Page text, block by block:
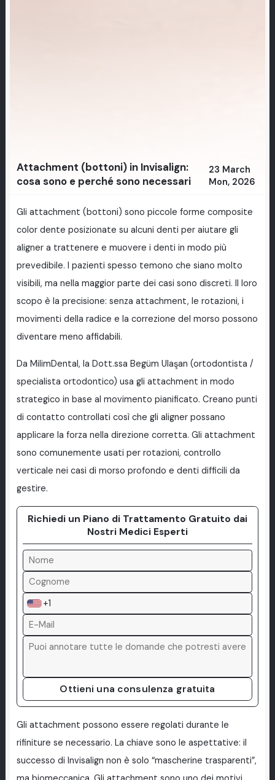
Attachment (bottoni) in Invisalign:
cosa sono e perché sono necessari
23 March
Mon, 2026
Gli attachment (bottoni) sono piccole forme composite
color dente posizionate su alcuni denti per aiutare gli
aligner a trattenere e muovere i denti in modo più
prevedibile. I pazienti spesso temono che siano molto
visibili, ma nella maggior parte dei casi sono discreti. Il loro
scopo è la precisione: senza attachment, le rotazioni, i
movimenti della radice e la correzione del morso possono
diventare meno affidabili.
Da MilimDental, la Dott.ssa Begüm Ulaşan (ortodontista /
specialista ortodontico) usa gli attachment in modo
strategico in base al movimento pianificato. Creano punti
di contatto controllati così che gli aligner possano
applicare la forza nella direzione corretta. Gli attachment
sono comunemente usati per rotazioni, controllo
verticale nei casi di morso profondo e denti difficili da
gestire.
Richiedi un Piano di Trattamento Gratuito dai
Nostri Medici Esperti
+1
Ottieni una consulenza gratuita
Gli attachment possono essere regolati durante le
rifiniture se necessario. La chiave sono le aspettative: il
successo di Invisalign non è solo “mascherine trasparenti”,